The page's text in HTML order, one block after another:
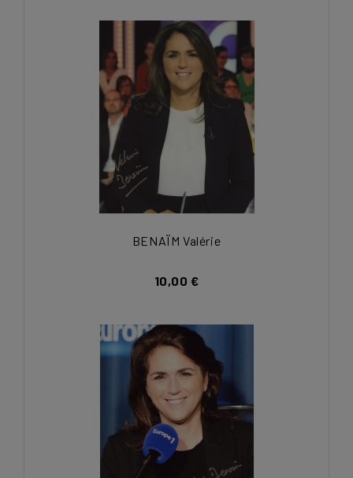
BENAÏM Valérie
10,00 €